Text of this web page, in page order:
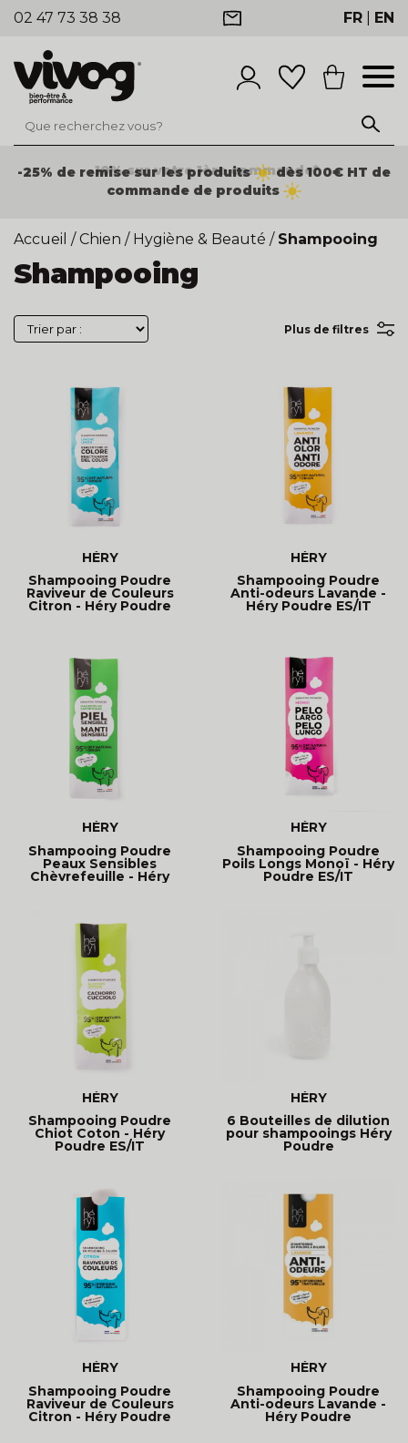
02 47 73 38 38 FR EN
-25% de remise sur les produits
dès 100€ HT de
commande de produits
Accueil / Chien / Hygiène & Beauté / Shampooing
Shampooing
Plus de filtres
HÉRY
Shampooing Poudre
Raviveur de Couleurs
Citron - Héry Poudre
HÉRY
Shampooing Poudre
Anti-odeurs Lavande -
Héry Poudre ES/IT
HÉRY
Shampooing Poudre
Peaux Sensibles
Chèvrefeuille - Héry
HÉRY
Shampooing Poudre
Poils Longs Monoï - Héry
Poudre ES/IT
HÉRY
Shampooing Poudre
Chiot Coton - Héry
Poudre ES/IT
HÉRY
6 Bouteilles de dilution
pour shampooings Héry
Poudre
HÉRY
Shampooing Poudre
Raviveur de Couleurs
Citron - Héry Poudre
HÉRY
Shampooing Poudre
Anti-odeurs Lavande -
Héry Poudre